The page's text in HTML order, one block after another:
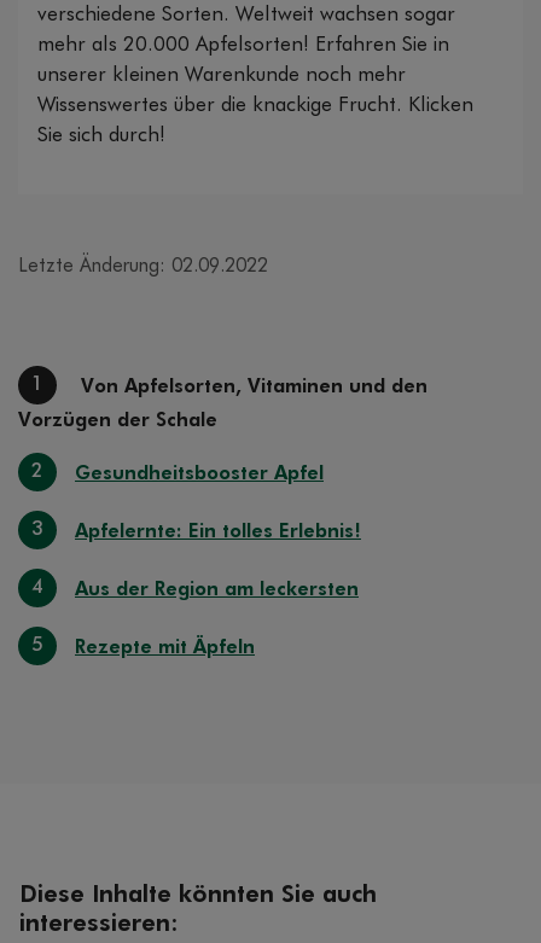
verschiedene Sorten. Weltweit wachsen sogar
mehr als 20.000 Apfelsorten! Erfahren Sie in
unserer kleinen Warenkunde noch mehr
Wissenswertes über die knackige Frucht. Klicken
Sie sich durch!
Letzte Änderung: 02.09.2022
1
Von Apfelsorten, Vitaminen und den
Vorzügen der Schale
2 Gesundheitsbooster Apfel
3 Apfelernte: Ein tolles Erlebnis!
4 Aus der Region am leckersten
5 Rezepte mit Äpfeln
Diese Inhalte könnten Sie auch
interessieren: